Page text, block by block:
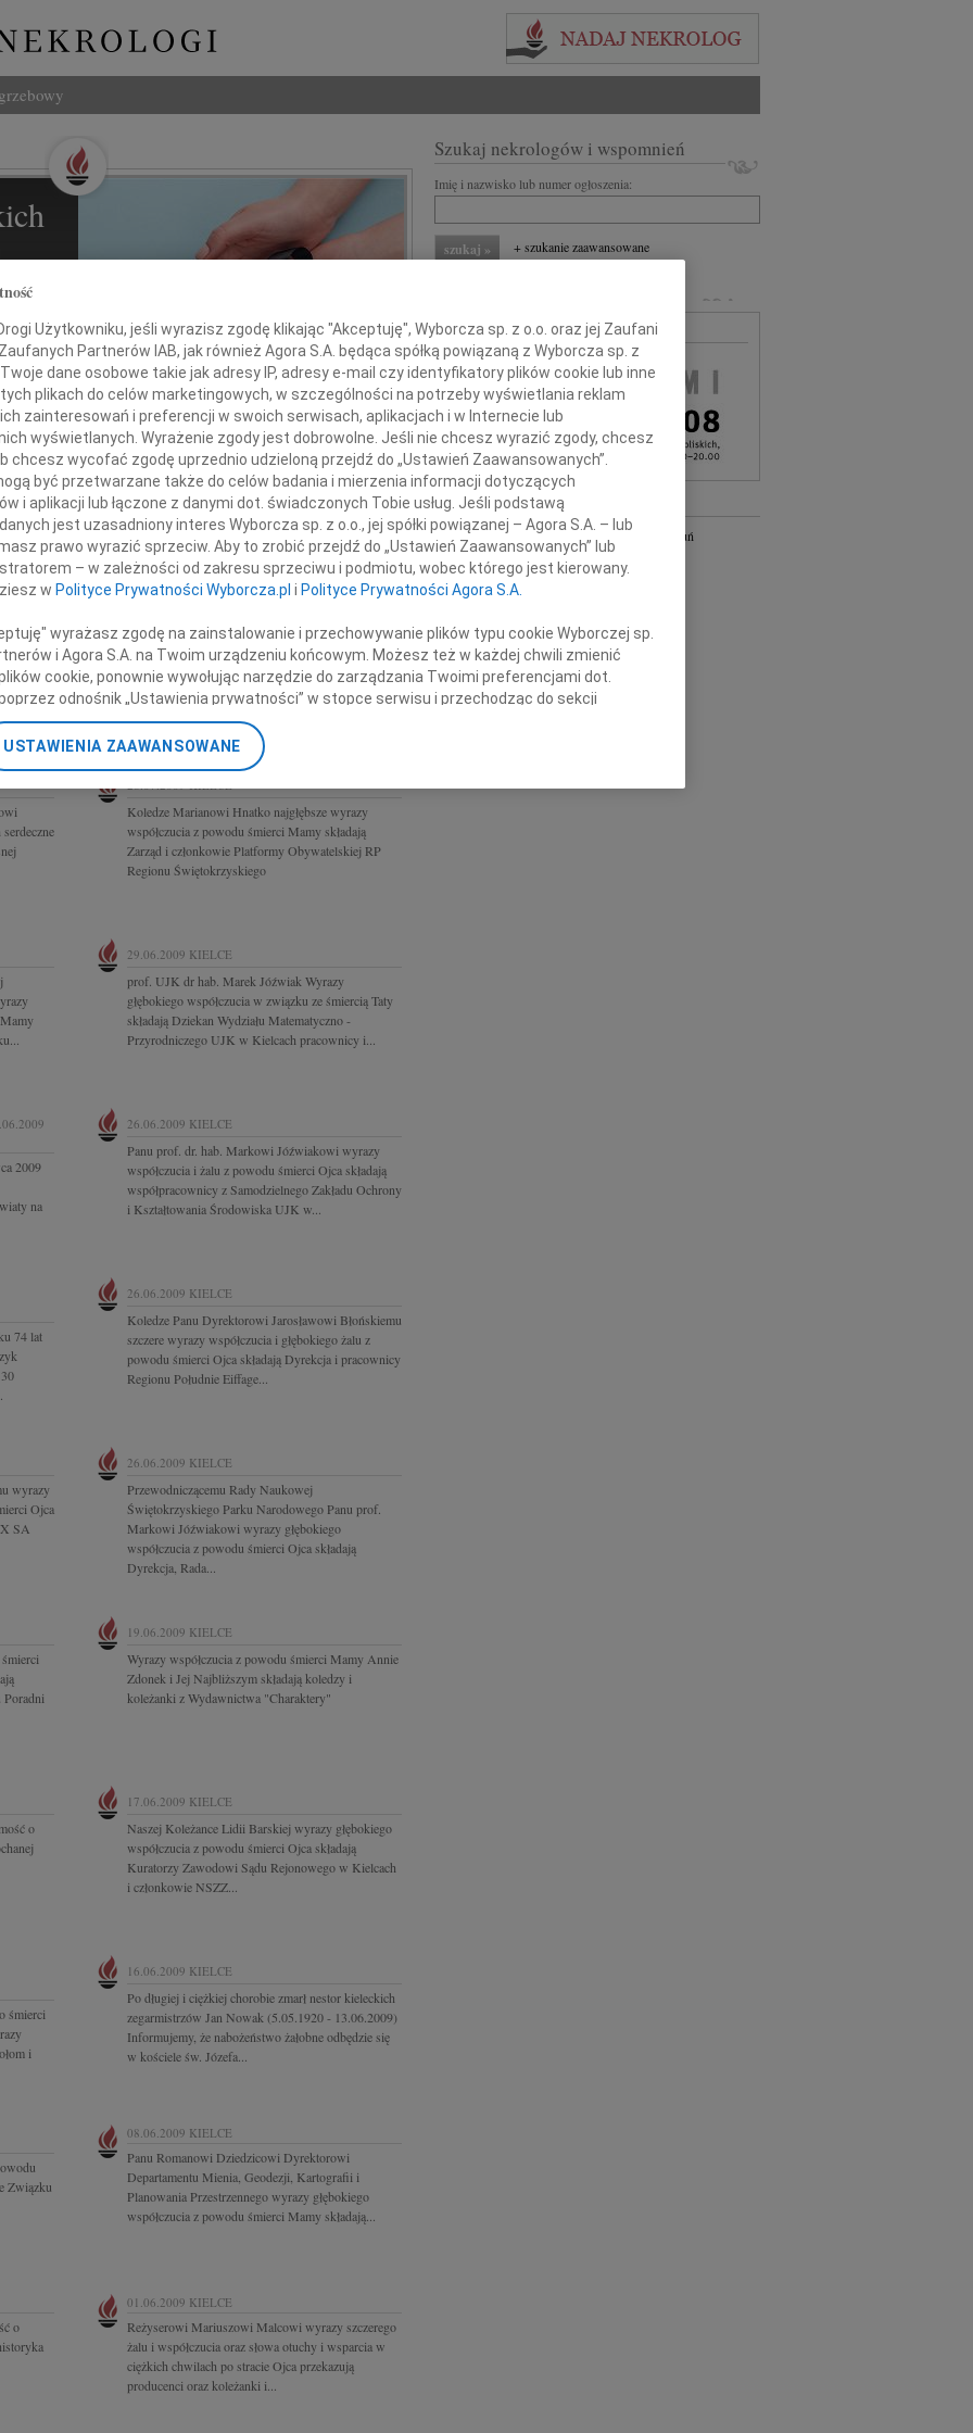
i
Kielce
o
28.07.2009KIELCE
Koledze Marianowi Hnatko najgłębsze wyrazy
współczucia z powodu śmierci Mamy składają
Zarząd i członkowie Platformy Obywatelskiej RP
Regionu Świętokrzyskiego
29.06.2009 KIELCE
prof. UJK dr hab. Marek Jóźwiak Wyrazy
głębokiego współczucia w związku ze śmiercią Taty
składają Dziekan Wydziału Matematyczno -
Przyrodniczego UJK w Kielcach pracownicy i...
2009
na
26.06.2009 KIELCE
Panu prof. dr. hab. Markowi Jóźwiakowi wyrazy
współczucia i żalu z powodu śmierci Ojca składają
współpracownicy z Samodzielnego Zakładu Ochrony
i Kształtowania Środowiska UJK w...
74 lat
26.06.2009 KIELCE
Koledze Panu Dyrektorowi Jarosławowi Błońskiemu
szczere wyrazy współczucia i głębokiego żalu z
powodu śmierci Ojca składają Dyrekcja i pracownicy
Regionu Południe Eiffage...
wyrazy
Ojca
SA
26.06.2009 KIELCE
Przewodniczącemu Rady Naukowej
Świętokrzyskiego Parku Narodowego Panu prof.
Markowi Jóźwiakowi wyrazy głębokiego
współczucia z powodu śmierci Ojca składają
Dyrekcja, Rada...
19.06.2009 KIELCE
Wyrazy współczucia z powodu śmierci Mamy Annie
Zdonek i Jej Najbliższym składają koledzy i
koleżanki z Wydawnictwa "Charaktery"
o
17.06.2009 KIELCE
Naszej Koleżance Lidii Barskiej wyrazy głębokiego
współczucia z powodu śmierci Ojca składają
Kuratorzy Zawodowi Sądu Rejonowego w Kielcach
i członkowie NSZZ...
śmierci
i
16.06.2009 KIELCE
Po długiej i ciężkiej chorobie zmarł nestor kieleckich
zegarmistrzów Jan Nowak (5.05.1920 - 13.06.2009)
Informujemy, że nabożeństwo żałobne odbędzie się
w kościele św. Józefa...
Związku
08.06.2009 KIELCE
Panu Romanowi Dziedzicowi Dyrektorowi
Departamentu Mienia, Geodezji, Kartografii i
Planowania Przestrzennego wyrazy głębokiego
współczucia z powodu śmierci Mamy składają...
o
01.06.2009 KIELCE
Reżyserowi Mariuszowi Malcowi wyrazy szczerego
żalu i współczucia oraz słowa otuchy i wsparcia w
ciężkich chwilach po stracie Ojca przekazują
producenci oraz koleżanki i...
Szukaj nekrologów i wspomnień
Imię i nazwisko lub numer ogłoszenia:
+ szukanie zaawansowane
REKLAMA BEZPŁATNA
REGIONY
Białystok
Bydgoszcz i Toruń
Częstochowa
Gdańsk
Katowice
Kielce
Kraków
Opole
Płock
Poznań
Radom
Rzeszów
Szczecin
Warszawa
Użytkowniku, jeśli wyrazisz zgodę klikając "Akceptuję", Wyborcza sp. z o.o. oraz jej Zaufani
] Zaufanych Partnerów IAB, jak również Agora S.A. będąca spółką powiązaną z Wyborcza sp. z
dane osobowe takie jak adresy IP, adresy e-mail czy identyfikatory plików cookie lub inne
plikach do celów marketingowych, w szczególności na potrzeby wyświetlania reklam
zainteresowań i preferencji w swoich serwisach, aplikacjach i w Internecie lub
wyświetlanych. Wyrażenie zgody jest dobrowolne. Jeśli nie chcesz wyrazić zgody, chcesz
chcesz wycofać zgodę uprzednio udzieloną przejdź do „Ustawień Zaawansowanych”.
być przetwarzane także do celów badania i mierzenia informacji dotyczących
i aplikacji lub łączone z danymi dot. świadczonych Tobie usług. Jeśli podstawą
jest uzasadniony interes Wyborcza sp. z o.o., jej spółki powiązanej – Agora S.A. – lub
prawo wyrazić sprzeciw. Aby to zrobić przejdź do „Ustawień Zaawansowanych” lub
– w zależności od zakresu sprzeciwu i podmiotu, wobec którego jest kierowany.
w Polityce Prywatności Wyborcza.pl i Polityce Prywatności Agora S.A.
wyrażasz zgodę na zainstalowanie i przechowywanie plików typu cookie Wyborczej sp.
i Agora S.A. na Twoim urządzeniu końcowym. Możesz też w każdej chwili zmienić
cookie, ponownie wywołując narzędzie do zarządzania Twoimi preferencjami dot.
odnośnik „Ustawienia prywatności” w stopce serwisu i przechodząc do sekcji
Zmiana ustawień plików cookie możliwa jest także za pomocą ustawień przeglądarki.
i Agora S.A. możemy przetwarzać dane osobowe w następujących celach:
Aktywne skanowanie charakterystyki urządzenia do celów identyfikacji.
na urządzeniu lub dostęp do nich. Spersonalizowane reklamy i treści, pomiar reklam i
i ulepszanie usług.Lista Zaufanych Partnerów
USTAWIENIA ZAAWANSOWANE